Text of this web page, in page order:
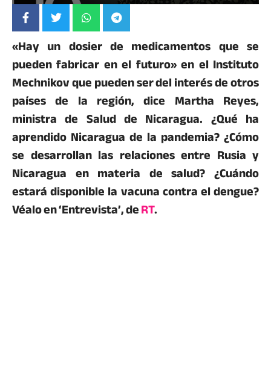
«Hay un dosier de medicamentos que se
pueden fabricar en el futuro» en el Instituto
Mechnikov que pueden ser del interés de otros
países de la región, dice Martha Reyes,
ministra de Salud de Nicaragua. ¿Qué ha
aprendido Nicaragua de la pandemia? ¿Cómo
se desarrollan las relaciones entre Rusia y
Nicaragua en materia de salud? ¿Cuándo
estará disponible la vacuna contra el dengue?
Véalo en ‘Entrevista’, deRT.